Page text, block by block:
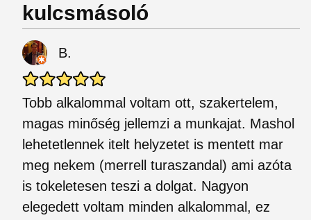
kulcsmásoló
B.
Tobb alkalommal voltam ott, szakertelem,
magas minőség jellemzi a munkajat. Mashol
lehetetlennek itelt helyzetet is mentett mar
meg nekem (merrell turaszandal) ami azóta
is tokeletesen teszi a dolgat. Nagyon
elegedett voltam minden alkalommal, ez